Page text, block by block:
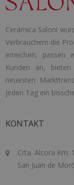
Cerámica Saloni
Verbrauchern die
erreichen, passen
Kunden an,
neuesten
jeden Tag ein
KONTAKT
Crta. Alcora Km.
San Juan de